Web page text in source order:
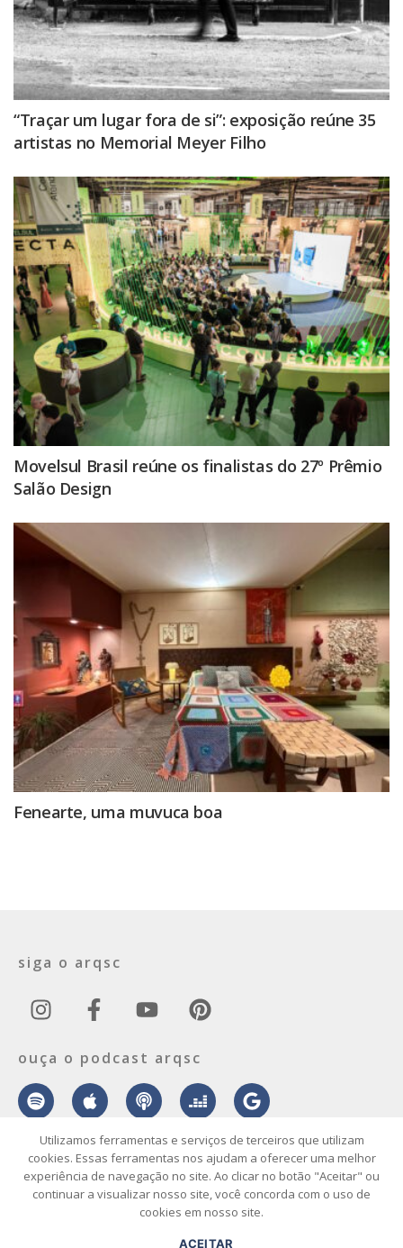
“Traçar um lugar fora de si”: exposição reúne 35
artistas no Memorial Meyer Filho
Movelsul Brasil reúne os finalistas do 27º Prêmio
Salão Design
Fenearte, uma muvuca boa
siga o arqsc
ouça o podcast arqsc
sobre contato envie seu projeto publicidade vídeo podcast
Utilizamos ferramentas e serviços de terceiros que utilizam
cookies. Essas ferramentas nos ajudam a oferecer uma melhor
experiência de navegação no site. Ao clicar no botão "Aceitar" ou
continuar a visualizar nosso site, você concorda com o uso de
cookies em nosso site.
ACEITAR